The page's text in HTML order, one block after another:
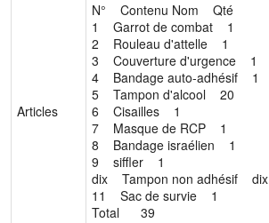
Articles
N° Contenu Nom Qté
1 Garrot de combat 1
2 Rouleau d'attelle 1
3 Couverture d'urgence 1
4 Bandage auto-adhésif 1
5 Tampon d'alcool 20
6 Cisailles 1
7 Masque de RCP 1
8 Bandage israélien 1
9 siffler 1
dix Tampon non adhésif dix
11 Sac de survie 1
Total 39